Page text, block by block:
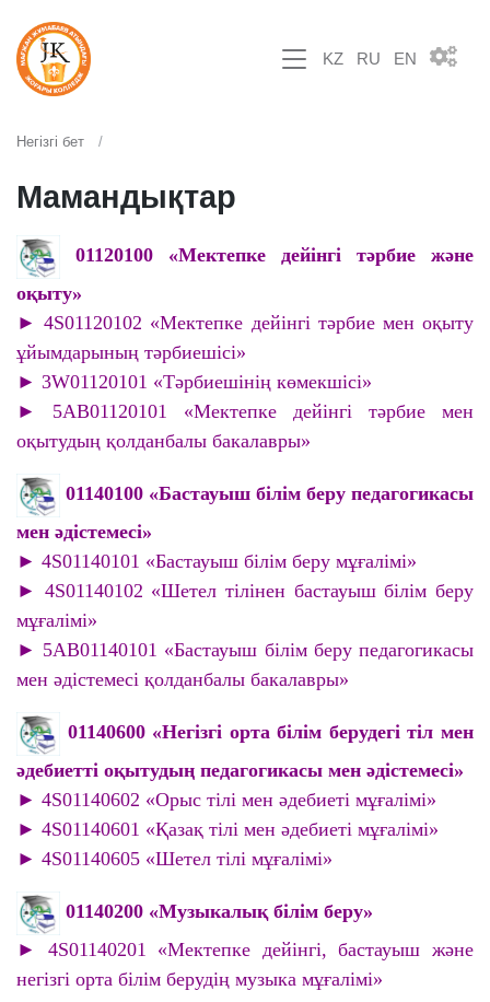
KZ RU EN
Негізгі бет
Мамандықтар
01120100 «Мектепке дейінгі тәрбие және
оқыту»
► 4S01120102 «Мектепке дейінгі тәрбие мен оқыту
ұйымдарының тәрбиешісі»
► 3W01120101 «Тәрбиешінің көмекшісі»
► 5AB01120101 «Мектепке дейінгі тәрбие мен
оқытудың қолданбалы бакалавры»
01140100 «Бастауыш білім беру педагогикасы
мен әдістемесі»
► 4S01140101 «Бастауыш білім беру мұғалімі»
► 4S01140102 «Шетел тілінен бастауыш білім беру
мұғалімі»
► 5AB01140101 «Бастауыш білім беру педагогикасы
мен әдістемесі қолданбалы бакалавры»
01140600 «Негізгі орта білім берудегі тіл мен
әдебиетті оқытудың педагогикасы мен әдістемесі»
► 4S01140602 «Орыс тілі мен әдебиеті мұғалімі»
► 4S01140601 «Қазақ тілі мен әдебиеті мұғалімі»
► 4S01140605 «Шетел тілі мұғалімі»
01140200 «Музыкалық білім беру»
► 4S01140201 «Мектепке дейінгі, бастауыш және
негізгі орта білім берудің музыка мұғалімі»